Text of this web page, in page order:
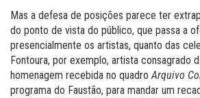
Mas a defesa de posições parece ter
do ponto de vista do público, que passa a
presencialmente os artistas, quanto das
Fontoura, por exemplo, artista consagrado
homenagem recebida no quadroArquivo
programa do Faustão, para mandar um